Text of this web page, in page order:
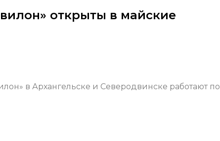
открыты в майские
в Архангельске и Северодвинске работают по